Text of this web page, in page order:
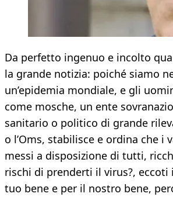
Da perfetto ingenuo e incolto
la grande notizia: poiché siamo
un’epidemia mondiale, e gli
come mosche, un ente
sanitario o politico di grande
o l’Oms, stabilisce e ordina che i
messi a disposizione di tutti,
rischi di prenderti il virus?, eccoti
tuo bene e per il nostro bene,